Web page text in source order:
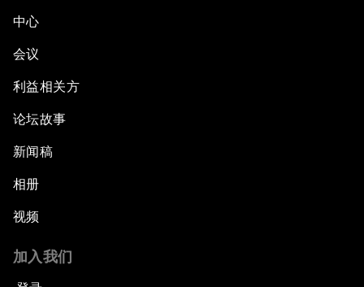
中心
会议
利益相关方
论坛故事
新闻稿
相册
视频
加入我们